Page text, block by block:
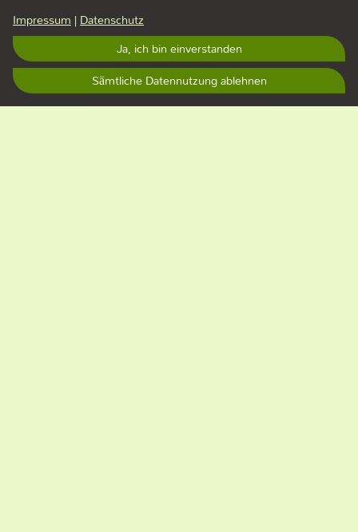
Impressum|Datenschutz
Ja, ich bin einverstanden
Sämtliche Datennutzung ablehnen